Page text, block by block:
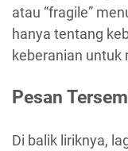
atau “fragile”
hanya tentang
keberanian untuk
Pesan
Di balik liriknya,